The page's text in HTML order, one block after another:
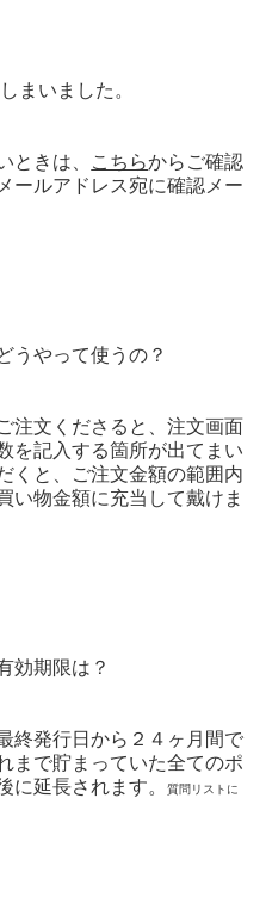
まいました。
ときは、
こちらからご確認
ールアドレス宛に確認メー
うやって使うの？
注文くださると、注文画面
を記入する箇所が出てまい
くと、ご注文金額の範囲内
い物金額に充当して戴けま
効期限は？
終発行日から２４ヶ月間で
まで貯まっていた全てのポ
に延長されます。質問リストに